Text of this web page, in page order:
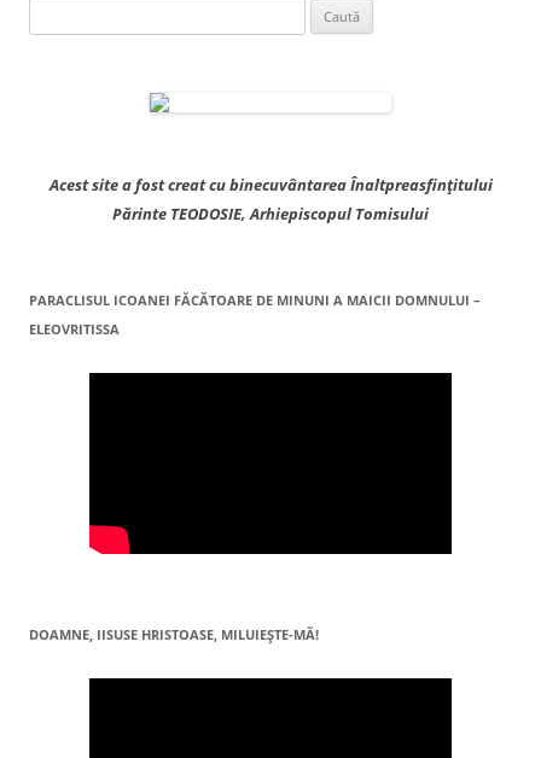
după:
Acest site a fost creat cu binecuvântarea Înaltpreasfințitului
Părinte TEODOSIE, Arhiepiscopul Tomisului
PARACLISUL ICOANEI FĂCĂTOARE DE MINUNI A MAICII DOMNULUI –
ELEOVRITISSA
DOAMNE, IISUSE HRISTOASE, MILUIEŞTE-MĂ!